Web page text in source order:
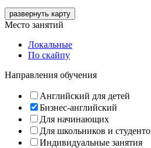
развернуть карту
Место занятий
Локальные
По скайпу
Направления обучения
Английский для детей
Бизнес-английский
Для начинающих
Для школьников и
Индивидуальные занятия